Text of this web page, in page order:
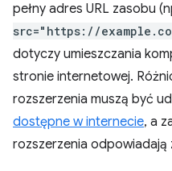
pełny adres URL zasobu
src="https://
dotyczy umieszczania
stronie internetowej.
rozszerzenia muszą być
dostępne w internecie, a
rozszerzenia odpowiadają